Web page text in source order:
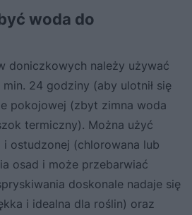
woda do
doniczkowych należy używać
24 godziny (aby ulotnił się
pokojowej (zbyt zimna woda
termiczny). Można użyć
ostudzonej (chlorowana lub
osad i może przebarwiać
doskonale nadaje się
i idealna dla roślin) oraz